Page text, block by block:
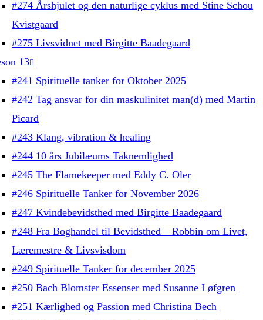
#274 Årshjulet og den naturlige cyklus med Stine Schou
Kvistgaard
#275 Livsvidnet med Birgitte Baadegaard
13
#241 Spirituelle tanker for Oktober 2025
#242 Tag ansvar for din maskulinitet man(d) med Martin
Picard
#243 Klang, vibration & healing
#244 10 års Jubilæums Taknemlighed
#245 The Flamekeeper med Eddy C. Oler
#246 Spirituelle Tanker for November 2026
#247 Kvindebevidsthed med Birgitte Baadegaard
#248 Fra Boghandel til Bevidsthed – Robbin om Livet,
Læremestre & Livsvisdom
#249 Spirituelle Tanker for december 2025
#250 Bach Blomster Essenser med Susanne Løfgren
#251 Kærlighed og Passion med Christina Bech